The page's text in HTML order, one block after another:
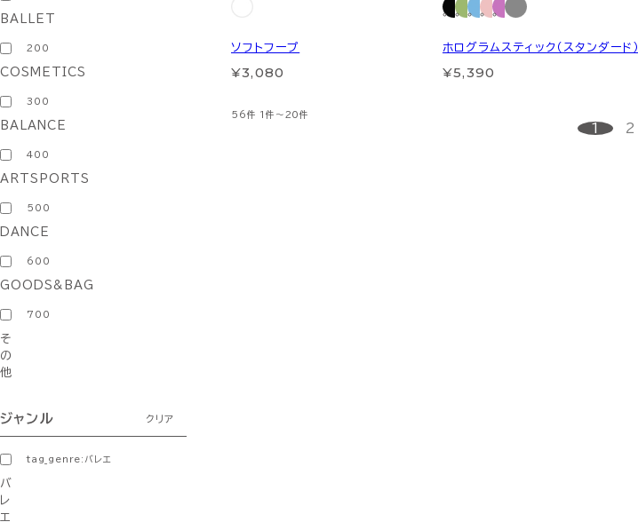
BALLET
200
COSMETICS
300
BALANCE
400
ARTSPORTS
500
DANCE
600
GOODS&BAG
700
そ
の
他
ジャンル クリア
tag_genre:バレエ
バ
レ
エ
ソフトフープ
¥3,080
ホログラムスティック（スタンダード）
¥5,390
56件 1件～20件
1 2